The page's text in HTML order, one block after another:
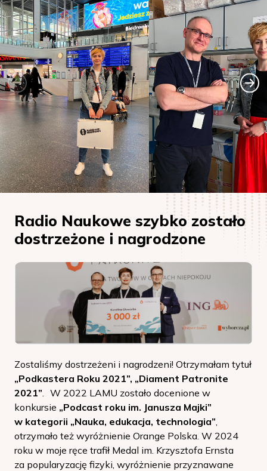
Radio Naukowe szybko zostało
dostrzeżone i nagrodzone
Zostaliśmy dostrzeżeni i nagrodzeni! Otrzymałam tytuł
„Podkastera Roku 2021”, „Diament Patronite
2021” . W 2022 LAMU zostało docenione w
konkursie „Podcast roku im. Janusza Majki”
w kategorii „Nauka, edukacja, technologia”
otrzymało też wyróżnienie Orange Polska. W 2024
roku w moje ręce trafił Medal im. Krzysztofa Ernsta
za popularyzację fizyki, wyróżnienie przyznawane